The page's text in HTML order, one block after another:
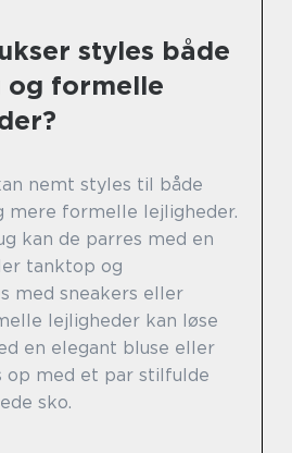
styles både
og formelle
nemt styles til både
mere formelle lejligheder.
kan de parres med en
tanktop og
med sneakers eller
lejligheder kan løse
en elegant bluse eller
op med et par stilfulde
sko.